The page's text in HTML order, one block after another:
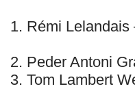
1. Rémi
2. Peder Antoni
3. Tom Lambert